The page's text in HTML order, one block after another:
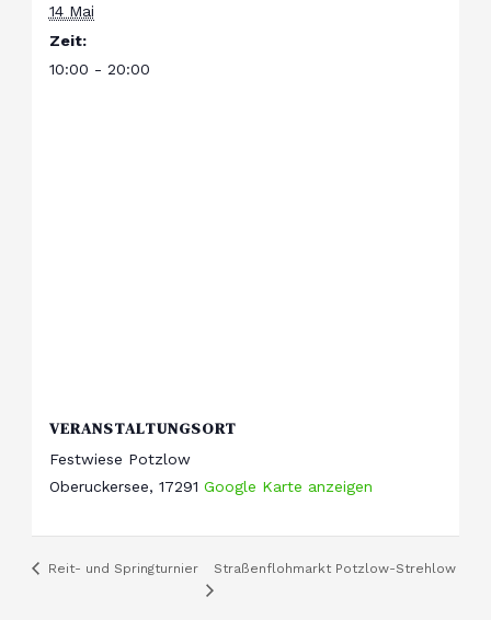
14 Mai
Zeit:
10:00 - 20:00
VERANSTALTUNGSORT
Festwiese Potzlow
Oberuckersee, 17291 Google Karte anzeigen
Reit- und Springturnier Straßenflohmarkt Potzlow-Strehlow